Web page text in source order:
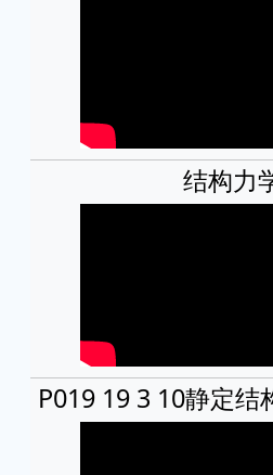
结构力
P019 19 3 10静定结